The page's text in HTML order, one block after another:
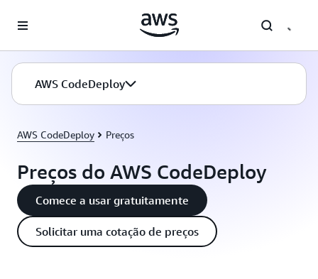
Pular para o conteúdo principal
AWS CodeDeploy
AWS CodeDeploy Preços
Preços do AWS CodeDeploy
Comece a usar gratuitamente
Solicitar uma cotação de preços